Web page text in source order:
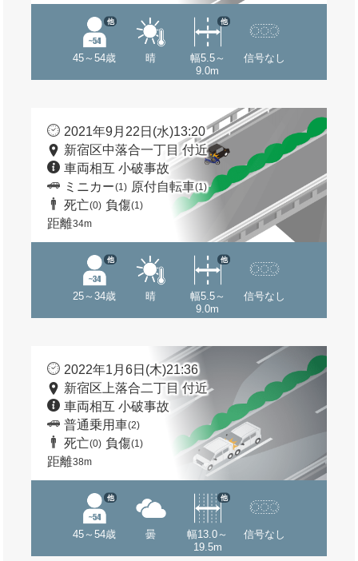
45～54歳
他
晴
幅5.5～
9.0m
他
信号なし
2021年9月22日(水)13:20
新宿区中落合一丁目 付近
車両相互 小破事故
ミニカー(1) 原付自転車(1)
死亡(0) 負傷(1)
距離34m
25～34歳
他
晴
幅5.5～
9.0m
他
信号なし
2022年1月6日(木)21:36
新宿区上落合二丁目 付近
車両相互 小破事故
普通乗用車(2)
死亡(0) 負傷(1)
距離38m
45～54歳
他
曇
幅13.0～
19.5m
他
信号なし